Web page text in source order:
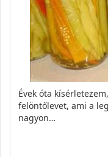
Évek óta
felöntőlevet, ami a
nagyon…